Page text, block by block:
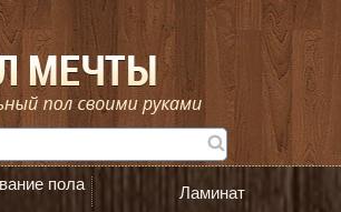
пола Ламинат